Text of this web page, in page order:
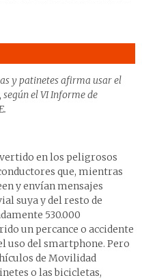
y patinetes afirma usar el
el VI Informe de
en los peligrosos
que, mientras
y envían mensajes
suya y del resto de
530.000
un percance o accidente
uso del smartphone. Pero
de Movilidad
o las bicicletas,